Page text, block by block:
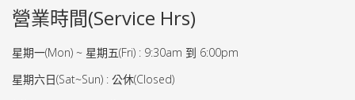
營業時間(Service Hrs)
星期一(Mon) ~ 星期五(Fri) : 9:30am 到 6:00pm
星期六日(Sat~Sun) : 公休(Closed)